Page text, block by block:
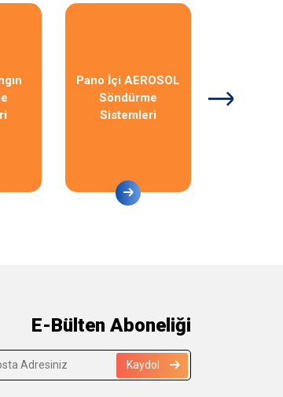
Pano İçi AEROSOL
Söndürme
Sistemleri
E-Bülten Aboneliği
Kaydol